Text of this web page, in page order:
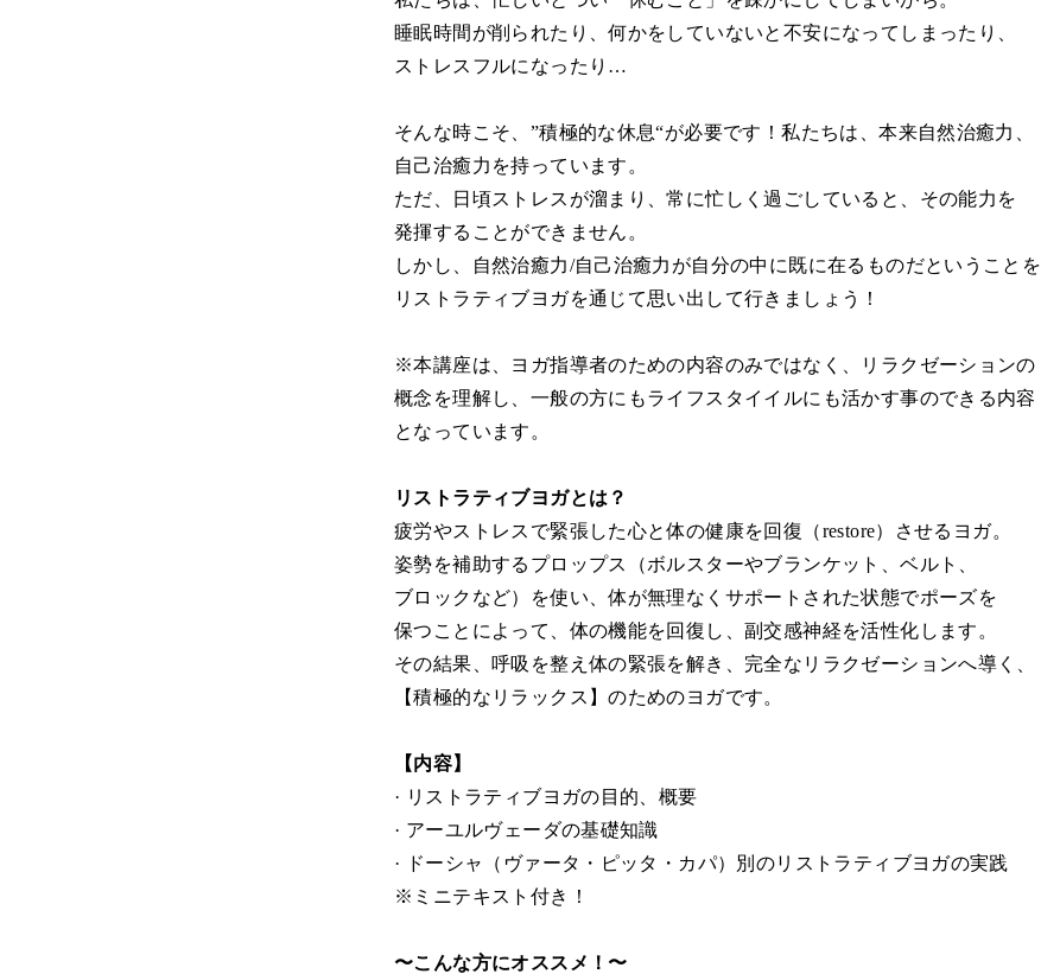
睡眠時間が削られたり、何かをしていないと不安になってしまったり、
ストレスフルになったり…
そんな時こそ、”積極的な休息“が必要です！私たちは、本来自然治癒力、
自己治癒力を持っています。
ただ、日頃ストレスが溜まり、常に忙しく過ごしていると、その能力を
発揮することができません。
しかし、自然治癒力/自己治癒力が自分の中に既に在るものだということを
リストラティブヨガを通じて思い出して行きましょう！
※本講座は、ヨガ指導者のための内容のみではなく、リラクゼーションの
概念を理解し、一般の方にもライフスタイイルにも活かす事のできる内容
となっています。
リストラティブヨガとは？
疲労やストレスで緊張した心と体の健康を回復（restore）させるヨガ。
姿勢を補助するプロップス（ボルスターやブランケット、ベルト、
ブロックなど）を使い、体が無理なくサポートされた状態でポーズを
保つことによって、体の機能を回復し、副交感神経を活性化します。
その結果、呼吸を整え体の緊張を解き、完全なリラクゼーションへ導く、
【積極的なリラックス】のためのヨガです。
【内容】
· リストラティブヨガの目的、概要
· アーユルヴェーダの基礎知識
· ドーシャ（ヴァータ・ピッタ・カパ）別のリストラティブヨガの実践
※ミニテキスト付き！
〜こんな方にオススメ！〜